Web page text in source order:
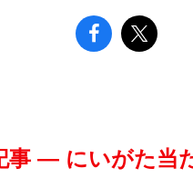
事 — にいがた当